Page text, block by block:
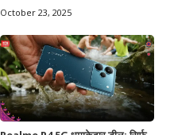
October 23, 2025